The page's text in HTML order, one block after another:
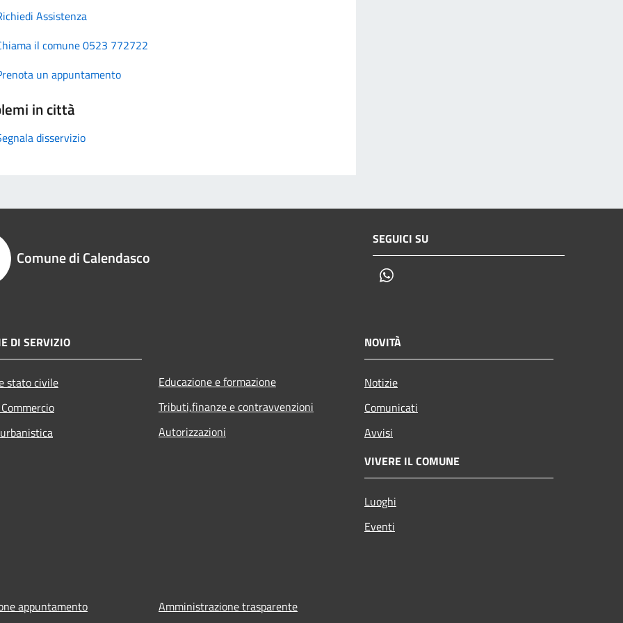
Assistenza
il comune 0523 772722
un appuntamento
in città
disservizio
Comune di Calendasco
SEGUICI SU
DI SERVIZIO
stato civile
Educazione e formazione
Tributi,finanze e contravvenzioni
Autorizzazioni
NOVITÀ
Notizie
Comunicati
Avvisi
VIVERE IL COMUNE
Luoghi
Eventi
appuntamento
Amministrazione trasparente